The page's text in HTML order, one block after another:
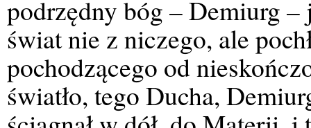
podrzędny bóg – Demiurg –
świat nie z niczego, ale
pochodzącego od
światło, tego Ducha,